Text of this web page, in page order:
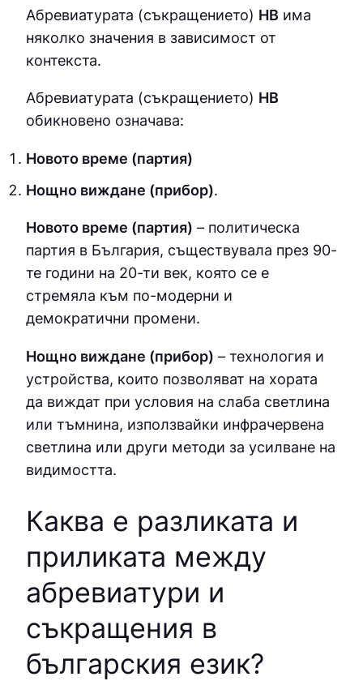
Абревиатурата (съкращението) НВ има
няколко значения в зависимост от
контекста.
Абревиатурата (съкращението) НВ
обикновено означава:
Новото време (партия)
Нощно виждане (прибор).
Новото време (партия) – политическа
партия в България, съществувала през 90-
те години на 20-ти век, която се е
стремяла към по-модерни и
демократични промени.
Нощно виждане (прибор) – технология и
устройства, които позволяват на хората
да виждат при условия на слаба светлина
или тъмнина, използвайки инфрачервена
светлина или други методи за усилване на
видимостта.
Каква е разликата и
приликата между
абревиатури и
съкращения в
българския език?